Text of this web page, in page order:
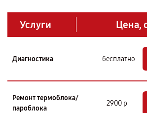
Услуги Цена,
Диагностика бесплатно
Ремонт термоблока/
пароблока
2900 р